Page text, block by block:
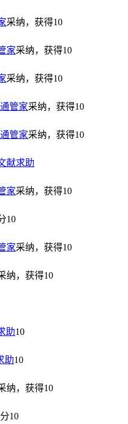
采纳，获得10
家采纳，获得10
采纳，获得10
管家采纳，获得10
管家采纳，获得10
献求助
家采纳，获得10
10
家采纳，获得10
纳，获得10
助10
助10
纳，获得10
10